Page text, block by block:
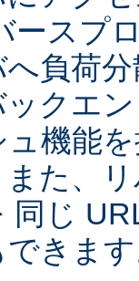
ースプ
負荷
クエ
機能
た、
同じ
きま